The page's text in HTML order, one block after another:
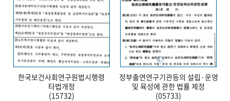
한국보건사회연구원법시행령
타법개정
(15732)
정부출연연구기관등의 설립·운영
및 육성에 관한 법률 제정
(05733)